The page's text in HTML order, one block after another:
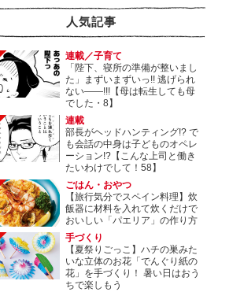
人気記事
連載／子育て
「陛下、寝所の準備が整いまし
た」まずいまずいっ!! 逃げられ
ない――!!!【母は転生しても母
でした・8】
連載
部長がヘッドハンティング!? で
も会話の中身は子どものオペレ
ーション!?【こんな上司と働き
たいわけでして！58】
ごはん・おやつ
【旅行気分でスペイン料理】炊
飯器に材料を入れて炊くだけで
おいしい「パエリア」の作り方
手づくり
【夏祭りごっこ】ハチの巣みた
いな立体のお花「でんぐり紙の
花」を手づくり！ 暑い日はおう
ちで楽しもう